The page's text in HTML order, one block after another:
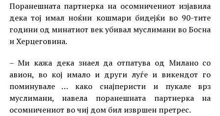
Поранешната партнерка на осомничениот изјавила
дека тој имал ноќни кошмари бидејќи во 90-тите
години од минатиот век убивал муслимани во Босна
и Херцеговина.
– Ми кажа дека знаел да отпатува од Милано со
авион, во кој имало и други луѓе и викендот го
поминувале … како снајперисти и пукале врз
муслимани, навела поранешната партнерка на
осомничениот во чиј дом бил извршен претрес.